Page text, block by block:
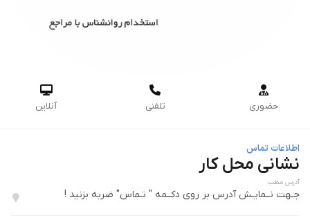

حضوری

تلفنی

آنلاین
اطلاعات تماس
نشانی محل کار
آدرس مطب
جـهت نــمایـش آدرس بر روی دکــمه " تـماس" ضربه بزنید !